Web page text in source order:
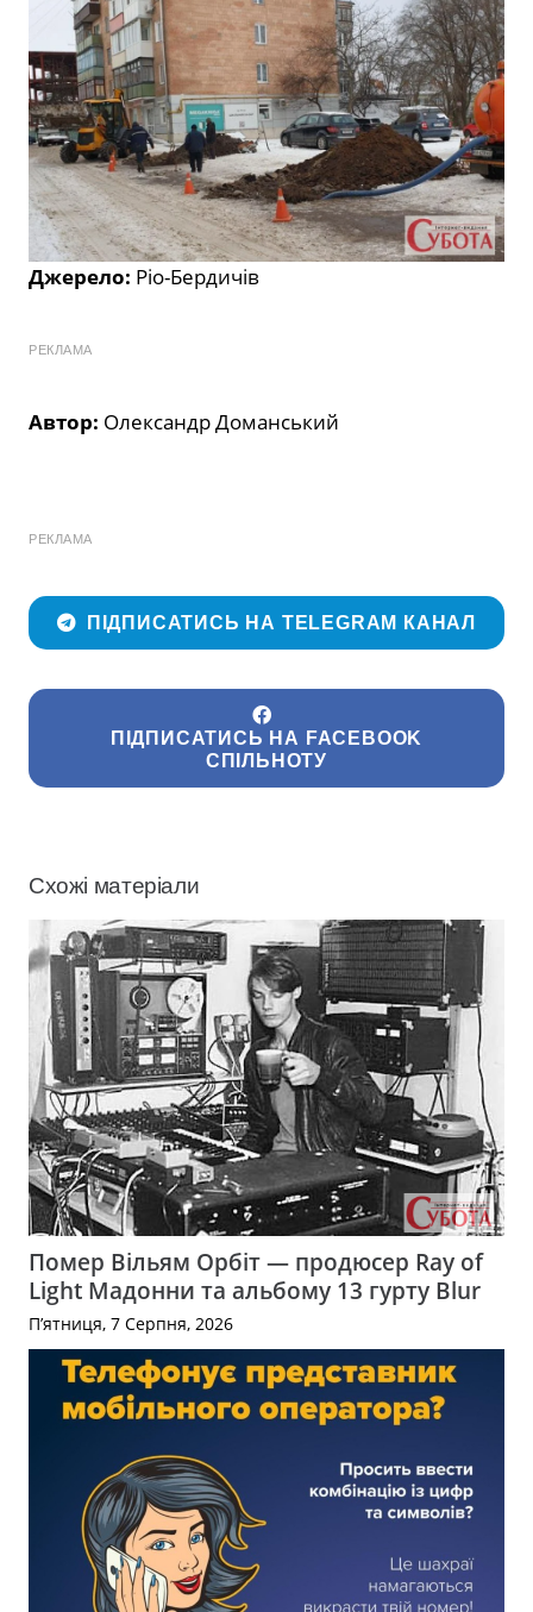
Джерело: Ріо-Бердичів
РЕКЛАМА
Автор: Олександр Доманський
РЕКЛАМА
ПІДПИСАТИСЬ НА TELEGRAM КАНАЛ
ПІДПИСАТИСЬ НА FACEBOOK
СПІЛЬНОТУ
Схожі матеріали
Помер Вільям Орбіт — продюсер Ray of
Light Мадонни та альбому 13 гурту Blur
П’ятниця, 7 Серпня, 2026